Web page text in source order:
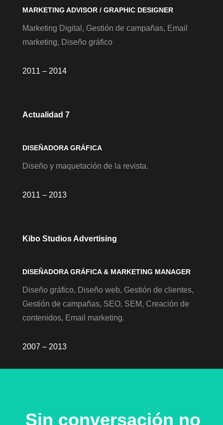
MARKETING ADVISOR / GRAPHIC DESIGNER
Marketing Digital, Gestión de campañas, Email
marketing, Diseño gráfico
2011 – 2014
Actualidad 7
DISEÑADORA GRÁFICA
Diseño y maquetación de la revista.
2011 – 2013
Kibo Studios Advertising
DISEÑADORA GRÁFICA & MARKETING MANAGER
Diseño gráfico, Diseño web, Gestión de clientes,
Gestión de campañas, SEO, SEM, Creación de
contenidos, Email marketing.
2007 – 2013
Sin conversación no